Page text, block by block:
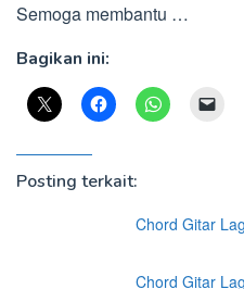
Semoga membantu …
Bagikan ini:
Posting terkait:
Chord Gitar
Chord Gitar